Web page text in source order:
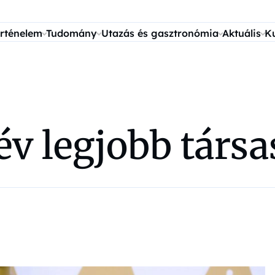
Tudomány Utazás és gasztronómia Aktuális
legjobb